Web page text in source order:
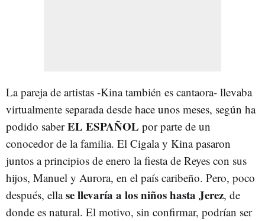
La pareja de artistas -Kina también es cantaora- llevaba
virtualmente separada desde hace unos meses, según ha
podido saberEL ESPAÑOL por parte de un
conocedor de la familia. El Cigala y Kina pasaron
juntos a principios de enero la fiesta de Reyes con sus
hijos, Manuel y Aurora, en el país caribeño. Pero, poco
después, ellase llevaría a los niños hasta Jerez, de
donde es natural. El motivo, sin confirmar, podrían ser